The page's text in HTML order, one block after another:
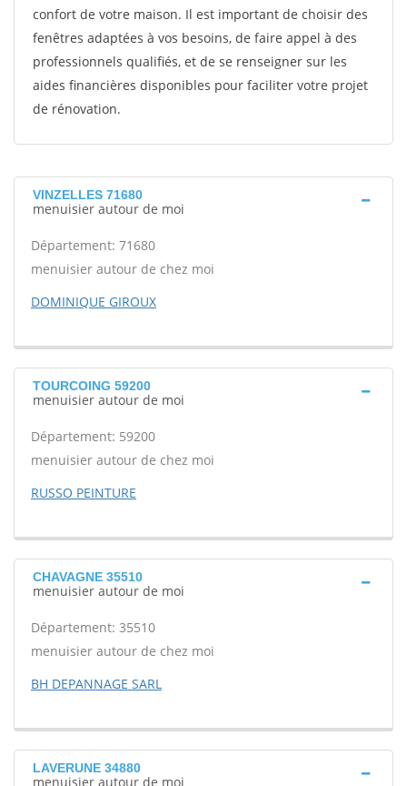
confort de votre maison. Il est important de choisir des
fenêtres adaptées à vos besoins, de faire appel à des
professionnels qualifiés, et de se renseigner sur les
aides financières disponibles pour faciliter votre projet
de rénovation.
VINZELLES 71680
menuisier autour de moi
Département: 71680
menuisier autour de chez moi
DOMINIQUE GIROUX
TOURCOING 59200
menuisier autour de moi
Département: 59200
menuisier autour de chez moi
RUSSO PEINTURE
CHAVAGNE 35510
menuisier autour de moi
Département: 35510
menuisier autour de chez moi
BH DEPANNAGE SARL
LAVERUNE 34880
menuisier autour de moi